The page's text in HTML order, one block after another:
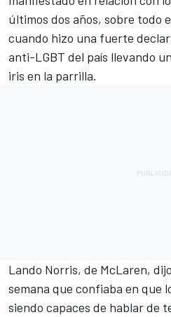
últimos dos años, sobre todo
cuando hizo una fuerte
anti-LGBT del país llevando
iris en la parrilla.
Lando Norris, de McLaren,
semana que confiaba en que
siendo capaces de hablar de